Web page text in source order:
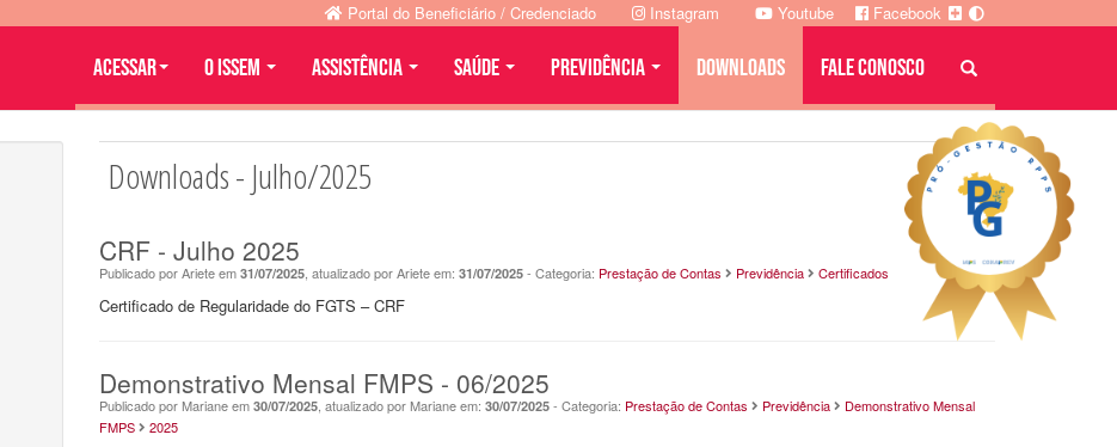
Downloads - Julho/2025
CRF - Julho 2025
Publicado por Ariete em 31/07/2025 , atualizado por Ariete em: 31/07/2025 - Categoria: Prestação de Contas Previdência Certificados
Certificado de Regularidade do FGTS – CRF
Demonstrativo Mensal FMPS - 06/2025
Publicado por Mariane em 30/07/2025 , atualizado por Mariane em: 30/07/2025 - Categoria: Prestação de Contas Previdência
Demonstrativo Mensal
FMPS
2025
Portal do Beneficiário / Credenciado Instagram Youtube Facebook
Acessar O ISSEM ASSISTÊNCIA SAÚDE PREVIDÊNCIA DOWNLOADS FALE CONOSCO